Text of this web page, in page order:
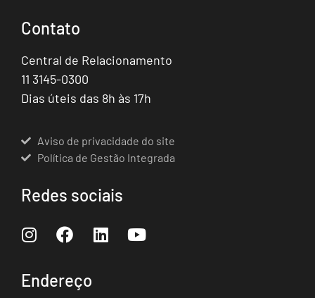
Contato
Central de Relacionamento
11 3145-0300
Dias úteis das 8h às 17h
Aviso de privacidade do site
Política de Gestão Integrada
Redes sociais
Endereço